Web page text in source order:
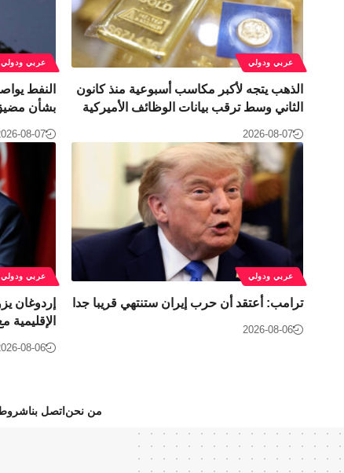
عربي ودولي
الذهب يتجه لأكبر مكاسب أسبوعية منذ كانون
الثاني وسط ترقب بيانات الوظائف الأميركية
2026-08-07
عربي ودولي
النفط
بشأن مضيق
08-07
عربي ودولي
ترامب: أعتقد أن حرب إيران ستنتهي قريبا جدا
2026-08-06
عربي ودولي
إردوغان
08-06
من نحن اتصل بناشروط